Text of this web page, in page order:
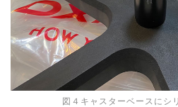
図４キャスターベースにシ